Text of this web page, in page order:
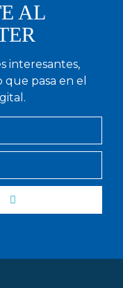
AL
interesantes,
pasa en el